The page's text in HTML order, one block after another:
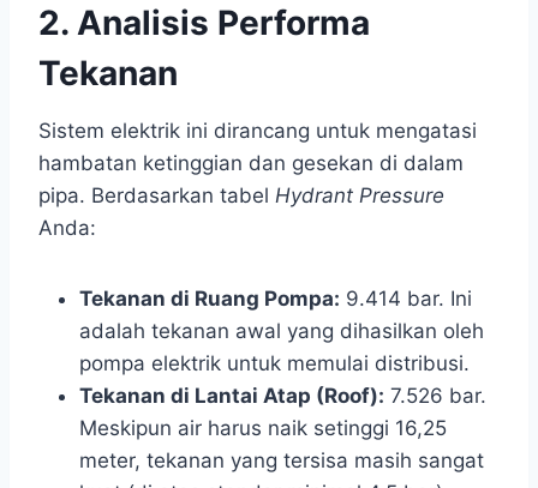
2. Analisis Performa
Tekanan
Sistem elektrik ini dirancang untuk mengatasi
hambatan ketinggian dan gesekan di dalam
pipa. Berdasarkan tabel Hydrant Pressure
Anda:
Tekanan di Ruang Pompa: 9.414 bar. Ini
adalah tekanan awal yang dihasilkan oleh
pompa elektrik untuk memulai distribusi.
Tekanan di Lantai Atap (Roof): 7.526 bar.
Meskipun air harus naik setinggi 16,25
meter, tekanan yang tersisa masih sangat